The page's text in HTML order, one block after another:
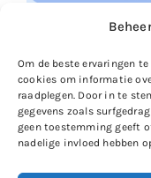
Om de beste ervaringen
cookies om informatie
raadplegen. Door in te
gegevens zoals
geen toestemming geeft
nadelige invloed hebben